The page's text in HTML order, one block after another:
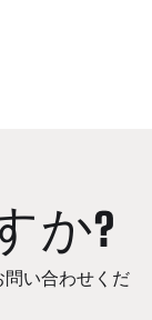
か?
問い合わせくだ